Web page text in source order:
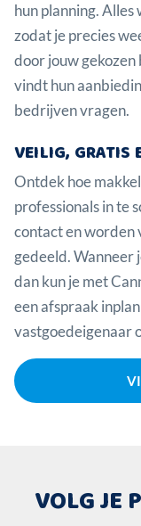
hun planning.
zodat je precies
door jouw
vindt hun
bedrijven vragen.
VEILIG, GRATIS
Ontdek hoe
professionals in te
contact en worden
gedeeld. Wanneer
dan kun je met
een afspraak
vastgoedeigenaar
VOLG JE